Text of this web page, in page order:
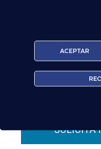
facilite con la finalidad
darle respuesta.
información, por
ACEPTAR